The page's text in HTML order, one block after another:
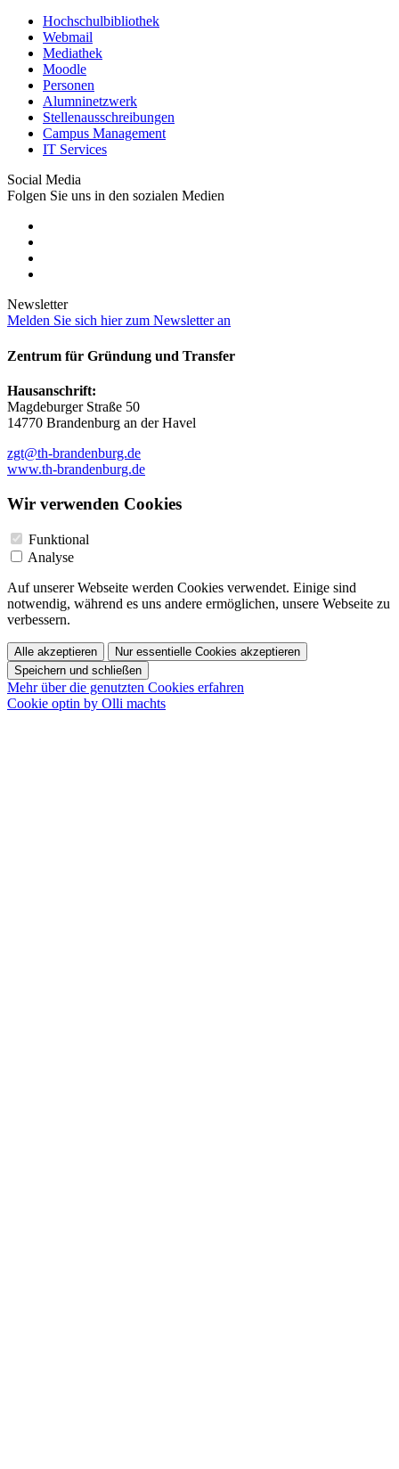
Hochschulbibliothek
Webmail
Mediathek
Moodle
Personen
Alumninetzwerk
Stellenausschreibungen
Campus Management
IT Services
Social Media
Folgen Sie uns in den sozialen Medien
Newsletter
Melden Sie sich hier zum Newsletter an
Zentrum für Gründung und Transfer
Hausanschrift:
Magdeburger Straße 50
14770 Brandenburg an der Havel
zgt@th-brandenburg.de
www.th-brandenburg.de
Wir verwenden Cookies
Funktional
Analyse
Auf unserer Webseite werden Cookies verwendet. Einige sind
notwendig, während es uns andere ermöglichen, unsere Webseite zu
verbessern.
Alle akzeptieren
Nur essentielle Cookies akzeptieren
Speichern und schließen
Mehr über die genutzten Cookies erfahren
Cookie optin by Olli machts